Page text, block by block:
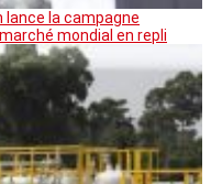
lance la campagne
mondial en repli